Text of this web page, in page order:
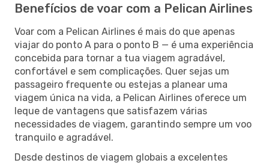
Benefícios de voar com a Pelican Airlines
Voar com a Pelican Airlines é mais do que apenas
viajar do ponto A para o ponto B — é uma experiência
concebida para tornar a tua viagem agradável,
confortável e sem complicações. Quer sejas um
passageiro frequente ou estejas a planear uma
viagem única na vida, a Pelican Airlines oferece um
leque de vantagens que satisfazem várias
necessidades de viagem, garantindo sempre um voo
tranquilo e agradável.
Desde destinos de viagem globais a excelentes